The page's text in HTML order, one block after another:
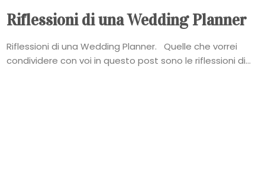
Riflessioni di una Wedding Planner
Riflessioni di una Wedding Planner. Quelle che vorrei
condividere con voi in questo post sono le riflessioni di...